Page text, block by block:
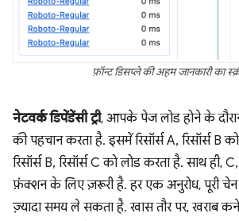
फ़ॉन्ट डिसप्ले की अहम जानकारी का
नेटवर्क डिपेंडेंसी ट्री, आपके पेज लोड होने के
की पहचान करता है. इसमें रिसॉर्स A, रिसॉर्स B
रिसॉर्स B, रिसॉर्स C को लोड करता है. साथ
फ़ंक्शन के लिए ज़रूरी है. हर एक अनुरोध, पूरी
ज़्यादा समय ले सकता है. खास तौर पर, खराब